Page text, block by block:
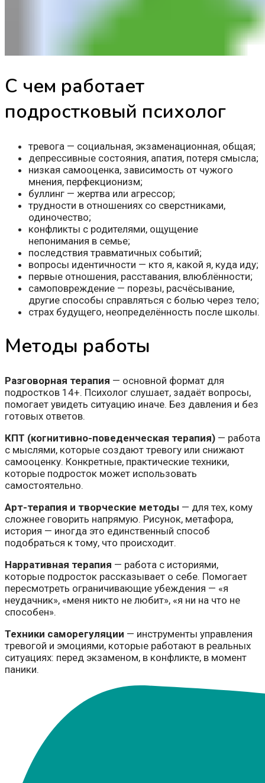
С чем работает
подростковый психолог
тревога — социальная, экзаменационная, общая;
депрессивные состояния, апатия, потеря смысла;
низкая самооценка, зависимость от чужого
мнения, перфекционизм;
буллинг — жертва или агрессор;
трудности в отношениях со сверстниками,
одиночество;
конфликты с родителями, ощущение
непонимания в семье;
последствия травматичных событий;
вопросы идентичности — кто я, какой я, куда иду;
первые отношения, расставания, влюблённости;
самоповреждение — порезы, расчёсывание,
другие способы справляться с болью через тело;
страх будущего, неопределённость после школы.
Методы работы
Разговорная терапия — основной формат для
подростков 14+. Психолог слушает, задаёт вопросы,
помогает увидеть ситуацию иначе. Без давления и без
готовых ответов.
КПТ (когнитивно-поведенческая терапия) — работа
с мыслями, которые создают тревогу или снижают
самооценку. Конкретные, практические техники,
которые подросток может использовать
самостоятельно.
Арт-терапия и творческие методы — для тех, кому
сложнее говорить напрямую. Рисунок, метафора,
история — иногда это единственный способ
подобраться к тому, что происходит.
Нарративная терапия — работа с историями,
которые подросток рассказывает о себе. Помогает
пересмотреть ограничивающие убеждения — «я
неудачник», «меня никто не любит», «я ни на что не
способен».
Техники саморегуляции — инструменты управления
тревогой и эмоциями, которые работают в реальных
ситуациях: перед экзаменом, в конфликте, в момент
паники.